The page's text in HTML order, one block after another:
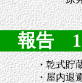
報告
・乾式貯
・屋内退